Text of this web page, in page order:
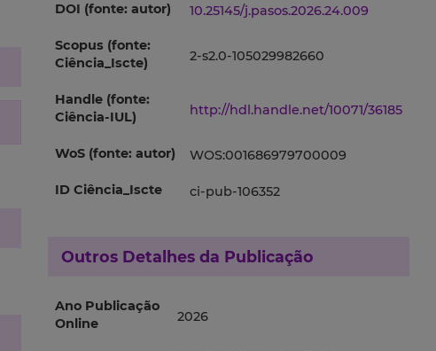
DOI (fonte: autor) 10.25145/j.pasos.2026.24.009
Scopus (fonte:
Ciência_Iscte)
2-s2.0-105029982660
Handle (fonte:
Ciência-IUL)
http://hdl.handle.net/10071/36185
WoS (fonte: autor) WOS:001686979700009
ID Ciência_Iscte ci-pub-106352
Outros Detalhes da Publicação
Ano Publicação
Online
2026